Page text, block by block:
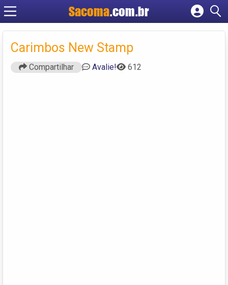
Sacoma.com.br
Cadastrar empresa
Criar conta
Carimbos New Stamp
Compartilhar Avalie! 612